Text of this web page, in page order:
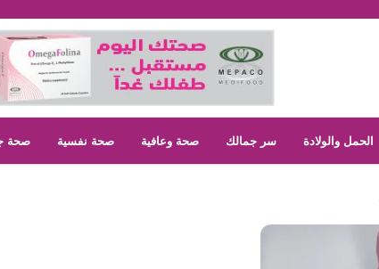
الحمل والولادة سر جمالك صحة وعافية صحة نفسية صحة